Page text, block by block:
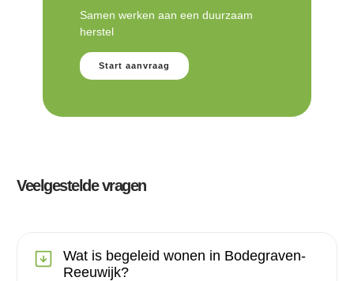
Samen werken aan een duurzaam
herstel
Start aanvraag
Veelgestelde vragen
Wat is begeleid wonen in Bodegraven-
Reeuwijk?